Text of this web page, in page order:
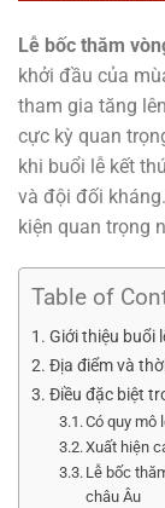
Lễ bốc thăm
khởi đầu của
tham gia tăng
cực kỳ quan
khi buổi lễ kết
và đội đối
kiện quan trọng
Table of
Giới thiệu buổi
Địa điểm và
Điều đặc biệt
Có quy mô
Xuất hiện
Lễ bốc
châu Âu